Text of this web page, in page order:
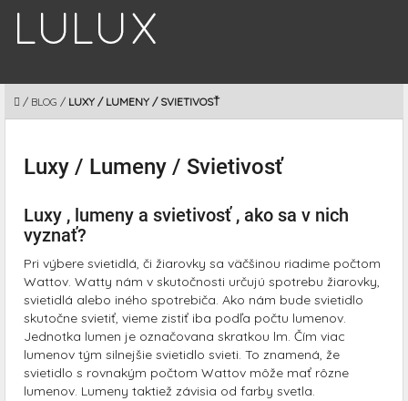
obsah
DOMOV
/ BLOG / LUXY / LUMENY / SVIETIVOSŤ
Luxy / Lumeny / Svietivosť
Luxy , lumeny a svietivosť , ako sa v nich
vyznať?
Pri výbere svietidlá, či žiarovky sa väčšinou riadime počtom
Wattov. Watty nám v skutočnosti určujú spotrebu žiarovky,
svietidlá alebo iného spotrebiča. Ako nám bude svietidlo
skutočne svietiť, vieme zistiť iba podľa počtu lumenov.
Jednotka lumen je označovana skratkou lm. Čím viac
lumenov tým silnejšie svietidlo svieti. To znamená, že
svietidlo s rovnakým počtom Wattov môže mať rôzne
lumenov. Lumeny taktiež závisia od farby svetla.